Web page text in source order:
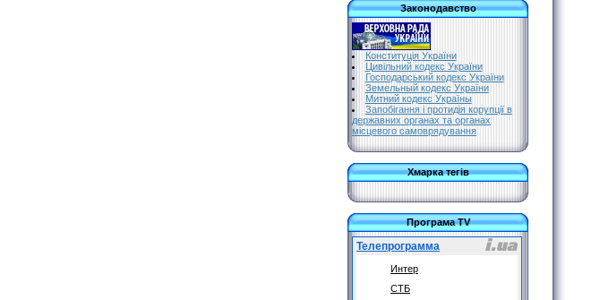
Законодавство
Конституція України
Цивільний кодекс України
Господарський кодекс України
Земельный кодекс України
Митний кодекс Україны
Запобігання і протидія корупції в
державних органах та органах
місцевого самоврядування
Хмарка тегів
Програма TV
Телепрограмма
Интер
СТБ